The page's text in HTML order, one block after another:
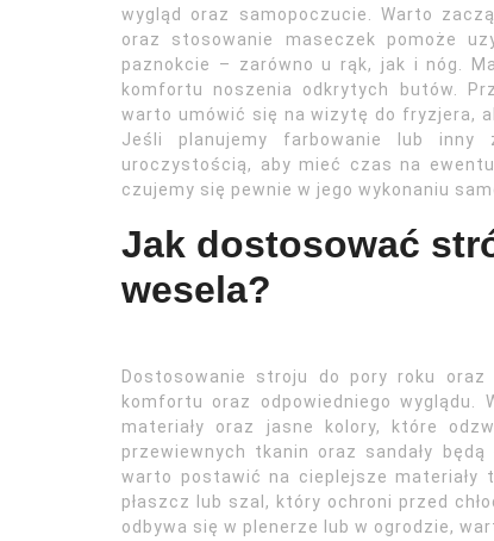
wygląd oraz samopoczucie. Warto
oraz stosowanie maseczek pomoże
paznokcie – zarówno u rąk, jak i nóg.
komfortu noszenia odkrytych butów.
warto umówić się na wizytę do fryzjera,
Jeśli planujemy farbowanie lub
uroczystością, aby mieć czas na
czujemy się pewnie w jego wykonaniu
Jak dostosować
wesela?
Dostosowanie stroju do pory roku
komfortu oraz odpowiedniego wyglądu.
materiały oraz jasne kolory, które
przewiewnych tkanin oraz sandały
warto postawić na cieplejsze materiały
płaszcz lub szal, który ochroni przed
odbywa się w plenerze lub w ogrodzie,